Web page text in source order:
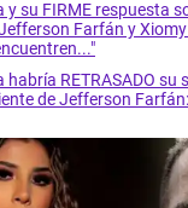
y su FIRME respuesta
Farfán y
habría RETRASADO
de Jefferson